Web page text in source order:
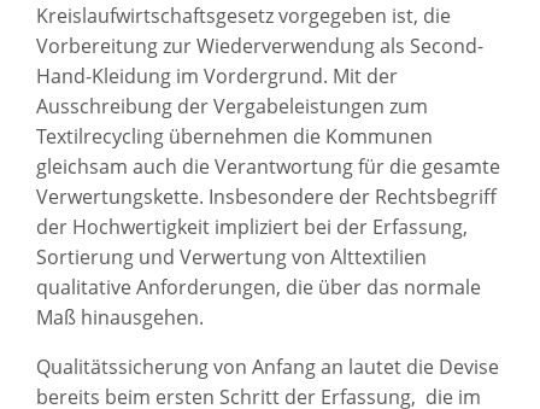
Kreislaufwirtschaftsgesetz vorgegeben ist, die
Vorbereitung zur Wiederverwendung als Second-
Hand-Kleidung im Vordergrund. Mit der
Ausschreibung der Vergabeleistungen zum
Textilrecycling übernehmen die Kommunen
gleichsam auch die Verantwortung für die gesamte
Verwertungskette. Insbesondere der Rechtsbegriff
der Hochwertigkeit impliziert bei der Erfassung,
Sortierung und Verwertung von Alttextilien
qualitative Anforderungen, die über das normale
Maß hinausgehen.
Qualitätssicherung von Anfang an lautet die Devise
bereits beim ersten Schritt der Erfassung, die im